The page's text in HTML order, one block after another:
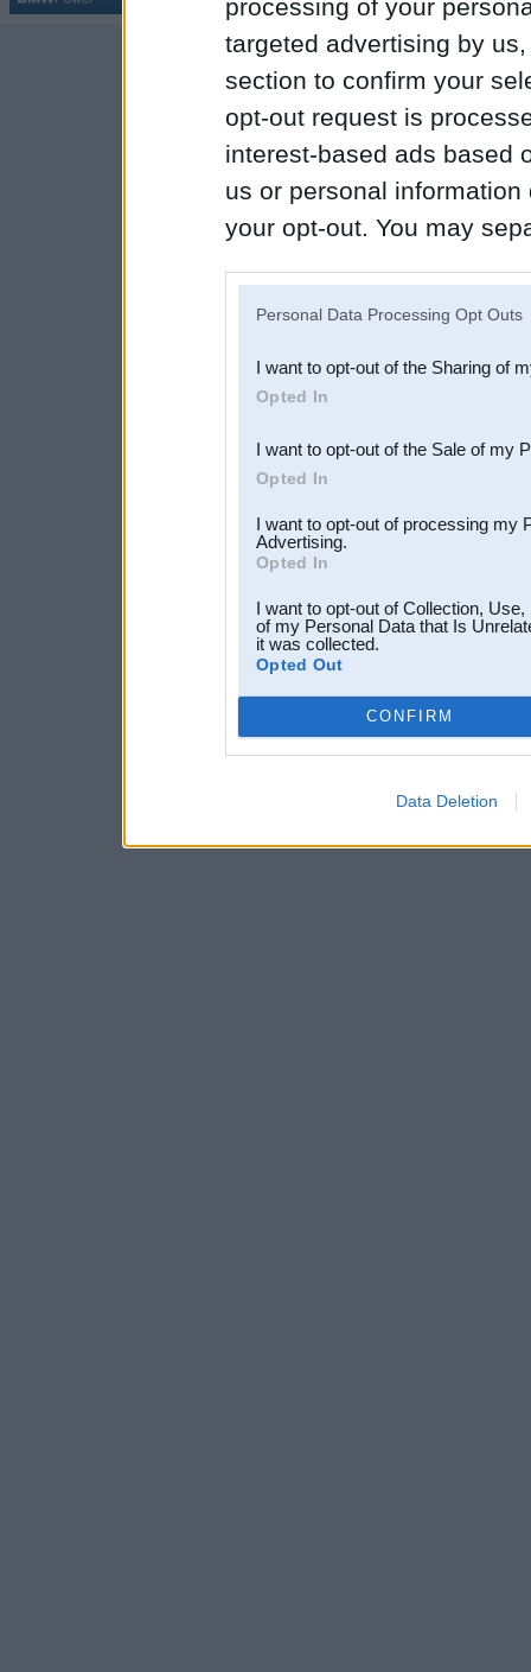
processing of your
targeted advertising by
section to confirm your
opt-out request is
interest-based ads based
us or personal
your opt-out. You may
Downstream Participants
third parties.
Personal Data Processing Opt Outs
I want to opt-out of the Sharing of
Opted In
I want to opt-out of the Sale of my
Opted In
I want to opt-out of processing my
Advertising.
Opted In
I want to opt-out of Collection,
of my Personal Data that Is
it was collected.
Opted Out
CONFIRM
Data Deletion